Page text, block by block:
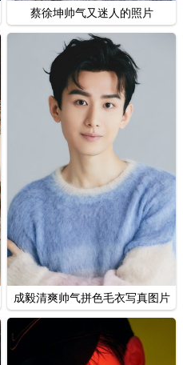
蔡徐坤帅气又迷人的照片
成毅清爽帅气拼色毛衣写真图片